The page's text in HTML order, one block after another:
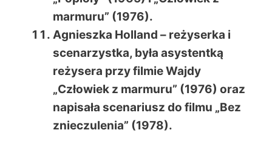
marmuru” (1976).
Agnieszka Holland – reżyserka i
scenarzystka, była asystentką
reżysera przy filmie Wajdy
„Człowiek z marmuru” (1976) oraz
napisała scenariusz do filmu „Bez
znieczulenia” (1978).